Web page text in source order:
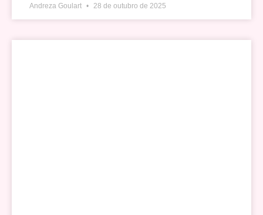
Andreza Goulart 28 de outubro de 2025